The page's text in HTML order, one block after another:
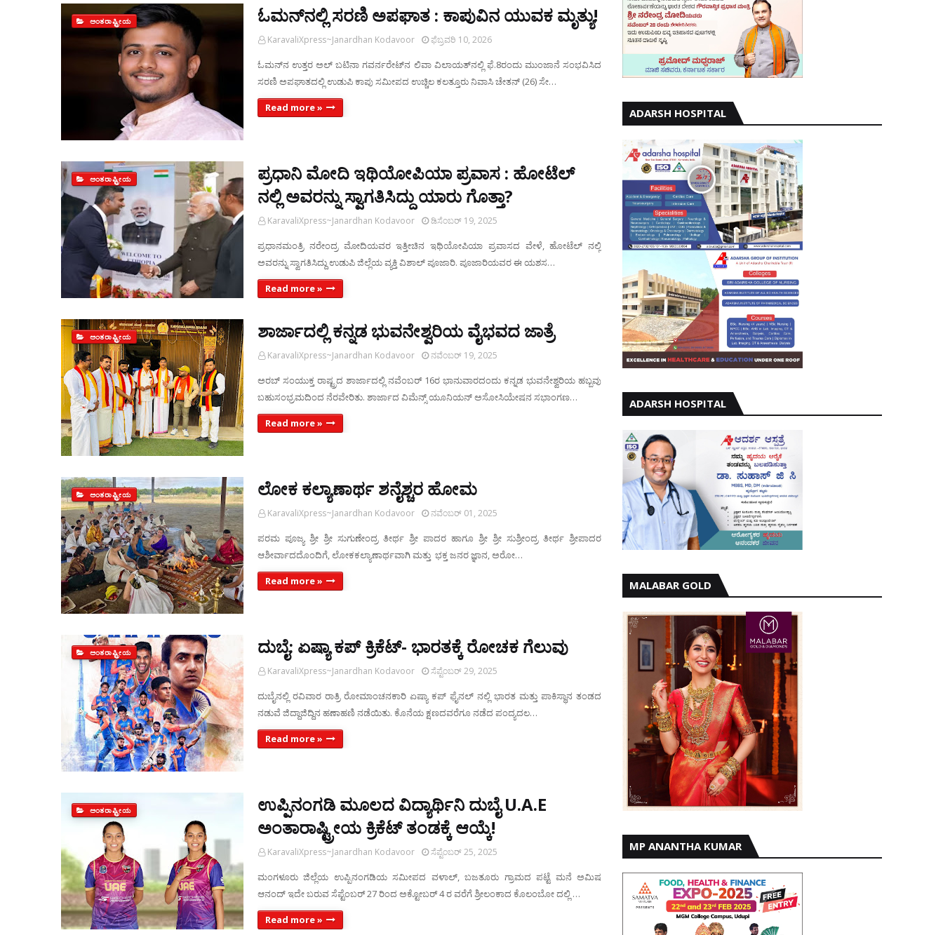
ಅಂತರಾಷ್ಟ್ರೀಯ ಓಮನ್‌ನಲ್ಲಿ ಸರಣಿ ಅಪಘಾತ : ಕಾಪುವಿನ ಯುವಕ ಮೃತ್ಯು!
KaravaliXpress~Janardhan Kodavoor ಫೆಬ್ರವರಿ 10, 2026
ಓಮನ್‌ನ ಉತ್ತರ ಅಲ್ ಬಟಿನಾ ಗವರ್ನರೇಟ್‌ನ ಲಿವಾ ವಿಲಾಯತ್‌ನಲ್ಲಿ ಫೆ.8ರಂದು ಮುಂಜಾನೆ ಸಂಭವಿಸಿದ
ಸರಣಿ ಅಪಘಾತದಲ್ಲಿ ಉಡುಪಿ ಕಾಪು ಸಮೀಪದ ಉಚ್ಚಿಲ ಕಲತ್ತೂರು ನಿವಾಸಿ ಚೇತನ್ (26) ಸೇ…
Read more »
ಅಂತರಾಷ್ಟ್ರೀಯ
ಪ್ರಧಾನಿ ಮೋದಿ ಇಥಿಯೋಪಿಯಾ ಪ್ರವಾಸ : ಹೋಟೆಲ್
ನಲ್ಲಿ ಅವರನ್ನು ಸ್ವಾಗತಿಸಿದ್ದು ಯಾರು ಗೊತ್ತಾ?
KaravaliXpress~Janardhan Kodavoor ಡಿಸೆಂಬರ್ 19, 2025
ಪ್ರಧಾನಮಂತ್ರಿ ನರೇಂದ್ರ ಮೋದಿಯವರ ಇತ್ತೀಚಿನ ಇಥಿಯೋಪಿಯಾ ಪ್ರವಾಸದ ವೇಳೆ, ಹೋಟೆಲ್ ನಲ್ಲಿ
ಅವರನ್ನು ಸ್ವಾಗತಿಸಿದ್ದು ಉಡುಪಿ ಜಿಲ್ಲೆಯ ವ್ಯಕ್ತಿ ವಿಶಾಲ್ ಪೂಜಾರಿ. ಪೂಜಾರಿಯವರ ಈ ಯಶಸ…
Read more »
ಅಂತರಾಷ್ಟ್ರೀಯ ಶಾರ್ಜಾದಲ್ಲಿ ಕನ್ನಡ ಭುವನೇಶ್ವರಿಯ ವೈಭವದ ಜಾತ್ರೆ
KaravaliXpress~Janardhan Kodavoor ನವೆಂಬರ್ 19, 2025
ಅರಬ್ ಸಂಯುಕ್ತ ರಾಷ್ಟ್ರದ ಶಾರ್ಜಾದಲ್ಲಿ ನವೆಂಬರ್ 16ರ ಭಾನುವಾರದಂದು ಕನ್ನಡ ಭುವನೇಶ್ವರಿಯ ಹಬ್ಬವು
ಬಹುಸಂಭ್ರಮದಿಂದ ನೆರವೇರಿತು. ಶಾರ್ಜಾದ ವಿಮೆನ್ಸ್ ಯೂನಿಯನ್ ಅಸೋಸಿಯೇಷನ ಸಭಾಂಗಣ…
Read more »
ಅಂತರಾಷ್ಟ್ರೀಯ ಲೋಕ ಕಲ್ಯಾಣಾರ್ಥ ಶನೈಶ್ಚರ ಹೋಮ
KaravaliXpress~Janardhan Kodavoor ನವೆಂಬರ್ 01, 2025
ಪರಮ ಪೂಜ್ಯ ಶ್ರೀ ಶ್ರೀ ಸುಗುಣೇಂದ್ರ ತೀರ್ಥ ಶ್ರೀ ಪಾದರ ಹಾಗೂ ಶ್ರೀ ಶ್ರೀ ಸುಶ್ರೀಂದ್ರ ತೀರ್ಥ ಶ್ರೀಪಾದರ
ಆಶೀರ್ವಾದದೊಂದಿಗೆ, ಲೋಕಕಲ್ಯಾಣಾರ್ಥವಾಗಿ ಮತ್ತು ಭಕ್ತ ಜನರ ಜ್ಞಾನ, ಅರೋ…
Read more »
ಅಂತರಾಷ್ಟ್ರೀಯ ದುಬೈ: ಏಷ್ಯಾ ಕಪ್ ಕ್ರಿಕೆಟ್- ಭಾರತಕ್ಕೆ ರೋಚಕ ಗೆಲುವು
KaravaliXpress~Janardhan Kodavoor ಸೆಪ್ಟೆಂಬರ್ 29, 2025
ದುಬೈನಲ್ಲಿ ರವಿವಾರ ರಾತ್ರಿ ರೋಮಾಂಚನಕಾರಿ ಏಷ್ಯಾ ಕಪ್ ಫೈನಲ್ ನಲ್ಲಿ ಭಾರತ ಮತ್ತು ಪಾಕಿಸ್ಥಾನ ತಂಡದ
ನಡುವೆ ಜಿದ್ದಾಜಿದ್ದಿನ ಹಣಾಹಣಿ ನಡೆಯಿತು. ಕೊನೆಯ ಕ್ಷಣದವರೆಗೂ ನಡೆದ ಪಂದ್ಯದಲ…
Read more »
ಅಂತರಾಷ್ಟ್ರೀಯ
ಉಪ್ಪಿನಂಗಡಿ ಮೂಲದ ವಿದ್ಯಾರ್ಥಿನಿ ದುಬೈ U.A.E
ಅಂತಾರಾಷ್ಟ್ರೀಯ ಕ್ರಿಕೆಟ್ ತಂಡಕ್ಕೆ ಆಯ್ಕೆ!
KaravaliXpress~Janardhan Kodavoor ಸೆಪ್ಟೆಂಬರ್ 25, 2025
ಮಂಗಳೂರು ಜಿಲ್ಲೆಯ ಉಪ್ಪಿನಂಗಡಿಯ ಸಮೀಪದ ವಳಾಲ್, ಬಜತೂರು ಗ್ರಾಮದ ಪಟ್ಟೆ ಮನೆ ಅಮಿಷ
ಆನಂದ್ ಇದೇ ಬರುವ ಸೆಪ್ಟೆಂಬರ್ 27 ರಿಂದ ಅಕ್ಟೋಬರ್ 4 ರ ವರೆಗೆ ಶ್ರೀಲಂಕಾದ ಕೊಲಂಬೋ ದಲ್ಲಿ …
Read more »
ADARSH HOSPITAL
ADARSH HOSPITAL
MALABAR GOLD
MP ANANTHA KUMAR